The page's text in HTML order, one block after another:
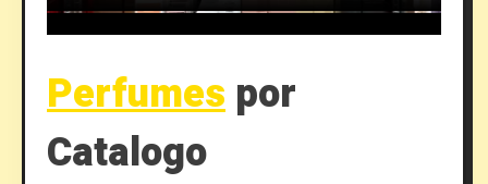
Perfumes por
Catalogo